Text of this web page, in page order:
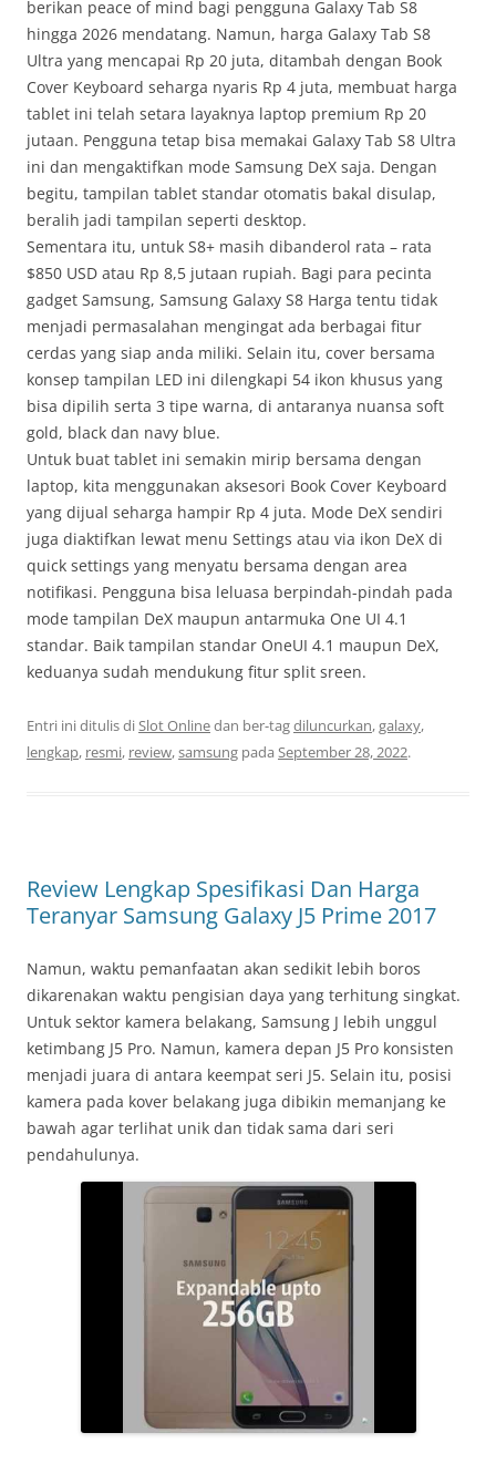
berikan peace of mind bagi pengguna Galaxy Tab S8
hingga 2026 mendatang. Namun, harga Galaxy Tab S8
Ultra yang mencapai Rp 20 juta, ditambah dengan Book
Cover Keyboard seharga nyaris Rp 4 juta, membuat harga
tablet ini telah setara layaknya laptop premium Rp 20
jutaan. Pengguna tetap bisa memakai Galaxy Tab S8 Ultra
ini dan mengaktifkan mode Samsung DeX saja. Dengan
begitu, tampilan tablet standar otomatis bakal disulap,
beralih jadi tampilan seperti desktop.
Sementara itu, untuk S8+ masih dibanderol rata – rata
$850 USD atau Rp 8,5 jutaan rupiah. Bagi para pecinta
gadget Samsung, Samsung Galaxy S8 Harga tentu tidak
menjadi permasalahan mengingat ada berbagai fitur
cerdas yang siap anda miliki. Selain itu, cover bersama
konsep tampilan LED ini dilengkapi 54 ikon khusus yang
bisa dipilih serta 3 tipe warna, di antaranya nuansa soft
gold, black dan navy blue.
Untuk buat tablet ini semakin mirip bersama dengan
laptop, kita menggunakan aksesori Book Cover Keyboard
yang dijual seharga hampir Rp 4 juta. Mode DeX sendiri
juga diaktifkan lewat menu Settings atau via ikon DeX di
quick settings yang menyatu bersama dengan area
notifikasi. Pengguna bisa leluasa berpindah-pindah pada
mode tampilan DeX maupun antarmuka One UI 4.1
standar. Baik tampilan standar OneUI 4.1 maupun DeX,
keduanya sudah mendukung fitur split sreen.
Entri ini ditulis diSlot Onlinedan ber-tagdiluncurkan,galaxy,
lengkap, resmi, review,samsung pada September 28, 2022.
Review Lengkap Spesifikasi Dan Harga
Teranyar Samsung Galaxy J5 Prime 2017
Namun, waktu pemanfaatan akan sedikit lebih boros
dikarenakan waktu pengisian daya yang terhitung singkat.
Untuk sektor kamera belakang, Samsung J lebih unggul
ketimbang J5 Pro. Namun, kamera depan J5 Pro konsisten
menjadi juara di antara keempat seri J5. Selain itu, posisi
kamera pada kover belakang juga dibikin memanjang ke
bawah agar terlihat unik dan tidak sama dari seri
pendahulunya.